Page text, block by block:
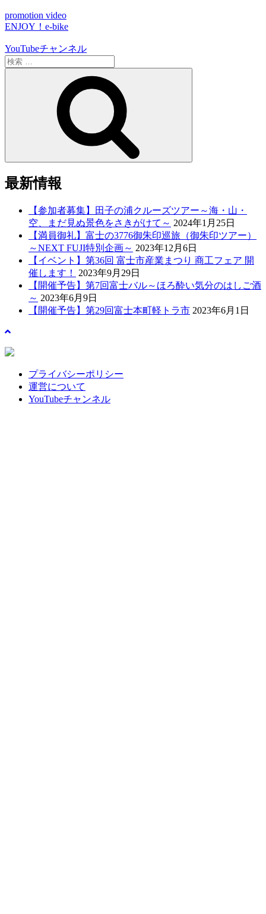
promotion video
ENJOY！e-bike
YouTubeチャンネル
検
索:
最新情報
【参加者募集】田子の浦クルーズツアー～海・山・
空、まだ見ぬ景色をさきがけて～ 2024年1月25日
【満員御礼】富士の3776御朱印巡旅（御朱印ツアー）
～NEXT FUJI特別企画～ 2023年12月6日
【イベント】第36回 富士市産業まつり 商工フェア 開
催します！
2023年9月29日
【開催予告】第7回富士バル～ほろ酔い気分のはしご酒
～ 2023年6月9日
【開催予告】第29回富士本町軽トラ市 2023年6月1日
プライバシーポリシー
運営について
YouTubeチャンネル